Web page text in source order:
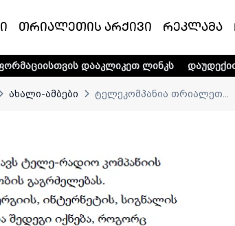
თრიალეთის არქივი რეკლამა
დააკლიკეთ ლინკს დაუდექით მხარში
ახალი-ამბები ტელეკომპანია თრიალეთ...